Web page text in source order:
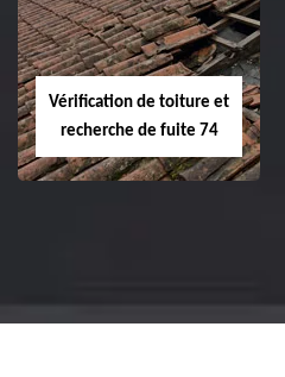
Vérification de toiture et
recherche de fuite 74